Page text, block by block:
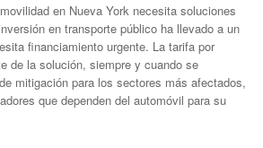
en Nueva York necesita soluciones
en transporte público ha llevado a un
financiamiento urgente. La tarifa por
de la solución, siempre y cuando se
mitigación para los sectores más afectados,
que dependen del automóvil para su